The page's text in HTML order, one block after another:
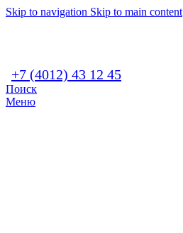
Skip to navigation Skip to main content
+7 (4012) 43 12 45
Поиск
Меню